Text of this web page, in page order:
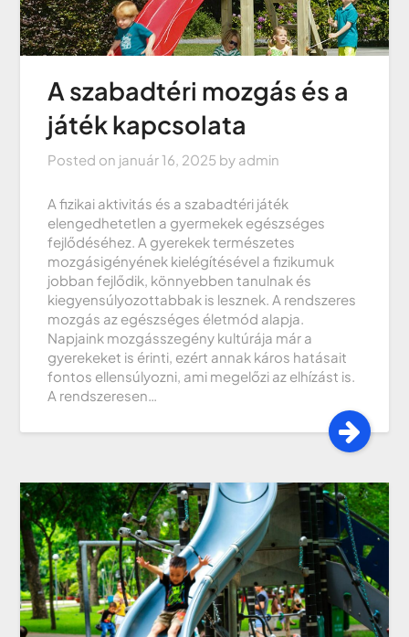
A szabadtéri mozgás és a
játék kapcsolata
Posted on január 16, 2025 by admin
A fizikai aktivitás és a szabadtéri játék
elengedhetetlen a gyermekek egészséges
fejlődéséhez. A gyerekek természetes
mozgásigényének kielégítésével a fizikumuk
jobban fejlődik, könnyebben tanulnak és
kiegyensúlyozottabbak is lesznek. A rendszeres
mozgás az egészséges életmód alapja.
Napjaink mozgásszegény kultúrája már a
gyerekeket is érinti, ezért annak káros hatásait
fontos ellensúlyozni, ami megelőzi az elhízást is.
A rendszeresen…